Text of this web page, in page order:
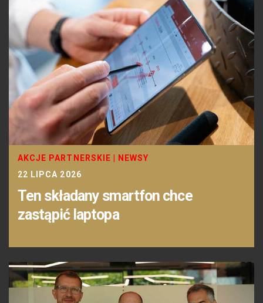
AKCJE PARTNERSKIE
NEWSY
22 LIPCA 2026
Ten składany smartfon chce
zastąpić laptopa